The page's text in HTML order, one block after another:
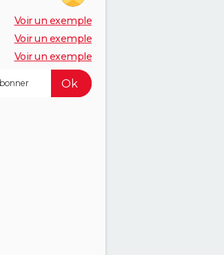
Voir un exemple
Voir un exemple
Voir un exemple